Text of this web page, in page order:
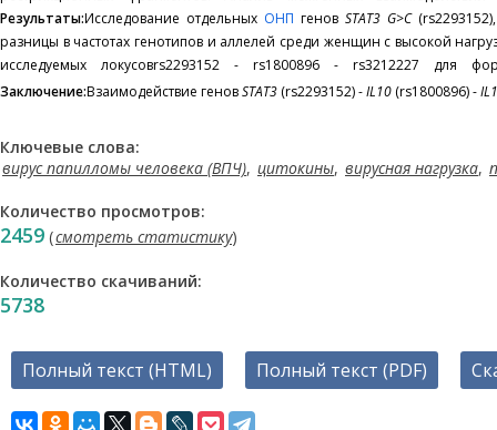
Результаты:Исследование отдельных ОНП генов STAT3 G>C
разницы в частотах генотипов и аллелей среди женщин с высокой
исследуемых локусовrs2293152 - rs1800896 - rs3212227 для
Заключение:Взаимодействие геновSTAT3 (rs2293152) -IL10 (rs1800896) -
Ключевые слова:
вирус папилломы человека (ВПЧ), цитокины, вирусная нагрузка,
Количество просмотров:
2459 (смотреть статистику)
Количество скачиваний:
5738
Полный текст (HTML) Полный текст (PDF)